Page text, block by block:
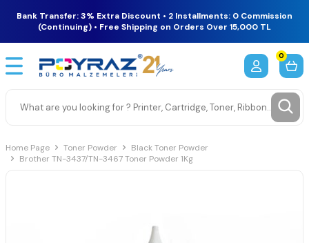
Bank Transfer: 3% Extra Discount • 2 Installments: 0 Commission
(Continuing) • Free Shipping on Orders Over 15,000 TL
0
Home Page Toner Powder
Black Toner Powder
Brother TN-3437/TN-3467 Toner Powder 1Kg